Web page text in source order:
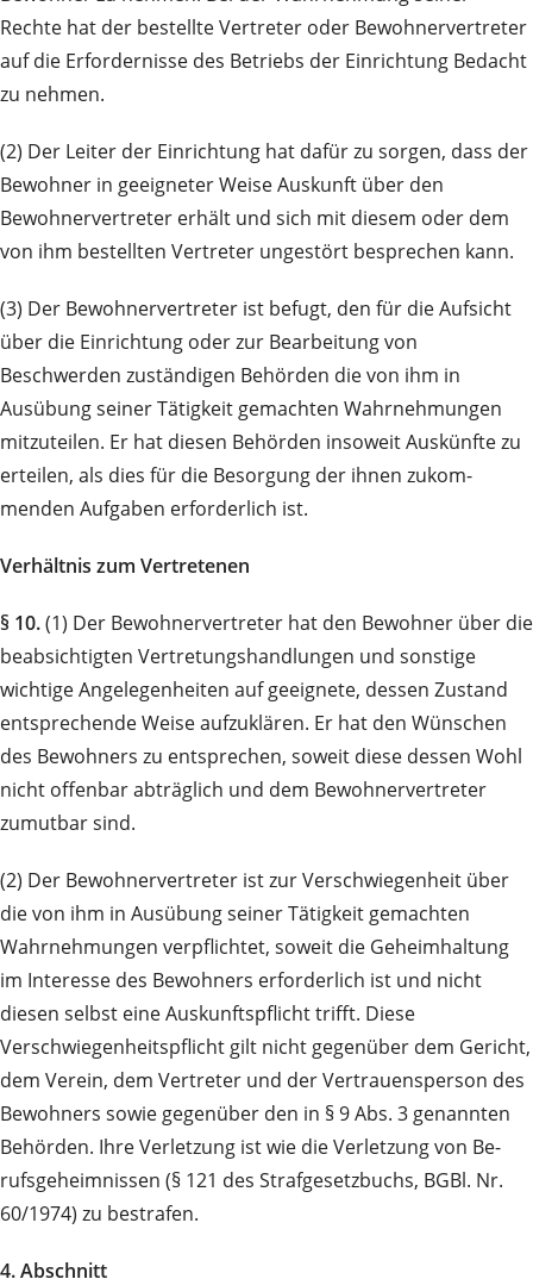
Rechte hat der bestellte Vertreter oder Bewohnervertreter
auf die Er­fordernisse des Betriebs der Einrichtung Bedacht
zu nehmen.
(2) Der Leiter der Einrichtung hat dafür zu sorgen, dass der
Bewohner in geeigneter Weise Aus­kunft über den
Bewohnervertreter erhält und sich mit diesem oder dem
von ihm bestellten Vertreter un­ge­stört besprechen kann.
(3) Der Bewohnervertreter ist befugt, den für die Aufsicht
über die Einrichtung oder zur Bearbeitung von
Beschwerden zuständigen Behörden die von ihm in
Ausübung seiner Tätigkeit gemachten Wahr­neh­mun­gen
mitzuteilen. Er hat diesen Behörden insoweit Auskünfte zu
erteilen, als dies für die Besorgung der ihnen zu­kom­
menden Aufgaben erforderlich ist.
Verhältnis zum Vertretenen
§ 10.(1) Der Bewohnervertreter hat den Bewohner über die
beabsichtigten Ver­tretungs­handlungen und sonstige
wichtige Angelegenheiten auf geeignete, dessen Zustand
entsprechende Weise auf­zu­klären. Er hat den Wünschen
des Bewohners zu entsprechen, soweit diese dessen Wohl
nicht offen­bar abträglich und dem Bewohnervertreter
zumutbar sind.
(2) Der Bewohnervertreter ist zur Verschwiegenheit über
die von ihm in Ausübung seiner Tätigkeit gemachten
Wahrnehmungen verpflichtet, soweit die Geheimhaltung
im Interesse des Bewohners er­for­der­lich ist und nicht
diesen selbst eine Auskunftspflicht trifft. Diese
Verschwiegenheitspflicht gilt nicht ge­genüber dem Gericht,
dem Verein, dem Vertreter und der Vertrauensperson des
Bewohners sowie ge­genüber den in § 9 Abs. 3 genannten
Behörden. Ihre Ver­letzung ist wie die Verletzung von Be­
rufs­ge­heim­nissen (§ 121 des Straf­ge­setz­buchs, BGBl. Nr.
60/1974) zu bestrafen.
4. Abschnitt